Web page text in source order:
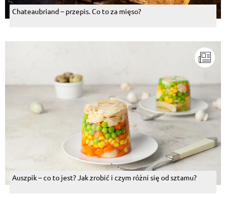
Chateaubriand – przepis. Co to za mięso?
Auszpik – co to jest? Jak zrobić i czym różni się od sztamu?